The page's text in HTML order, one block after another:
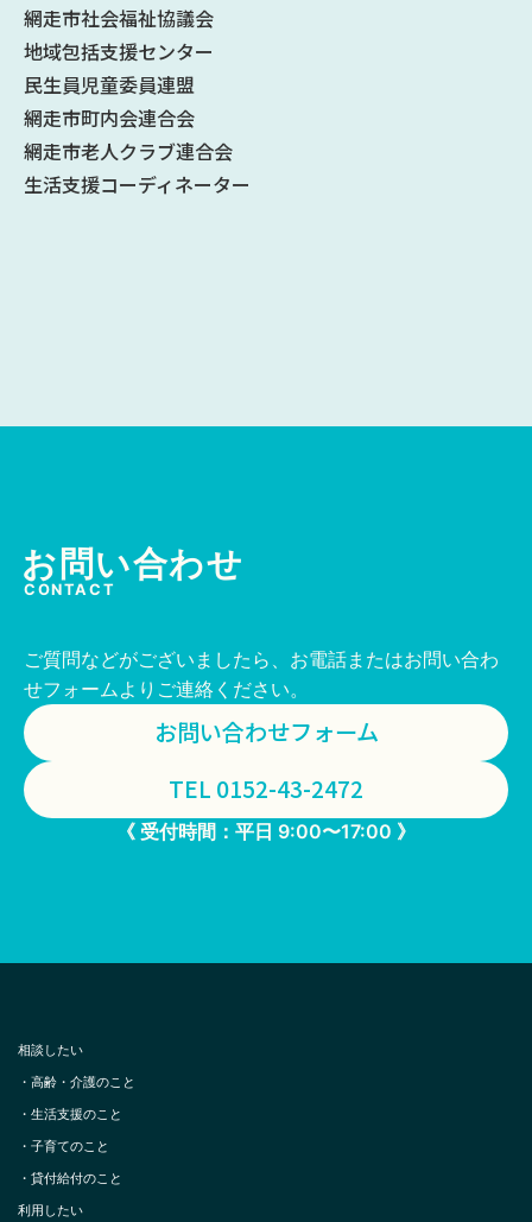
網走市社会福祉協議会
地域包括支援センター
民生員児童委員連盟
網走市町内会連合会
網走市老人クラブ連合会
生活支援コーディネーター
お問い合わせ
CONTACT
ご質問などがございましたら、お電話またはお問い合わ
せフォームよりご連絡ください。
お問い合わせフォーム
TEL 0152-43-2472
《 受付時間：平日 9:00〜17:00 》
相談したい
・ 高齢・介護のこと
・ 生活支援のこと
・ 子育てのこと
・ 貸付給付のこと
利用したい